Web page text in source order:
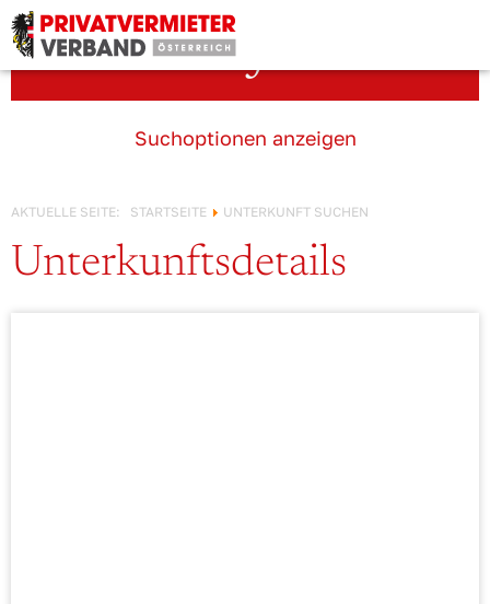
Unterkunft suchen
Suchoptionen anzeigen
AKTUELLE SEITE: STARTSEITE UNTERKUNFT SUCHEN
Unterkunftsdetails